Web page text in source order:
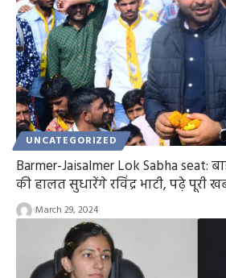
UNCATEGORIZED
Barmer-Jaisalmer Lok Sabha seat:
की हालत सुधारेंगे रविंद्र भाटी, पढ़े पूरी
March 29, 2024